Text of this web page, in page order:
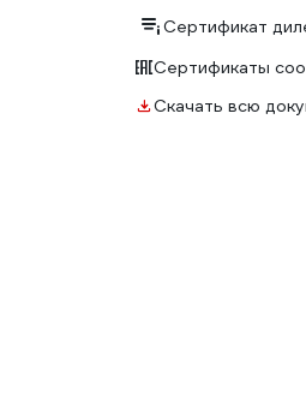
Сертификат
Сертификаты
Скачать всю